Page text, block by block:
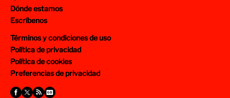
Dónde estamos
Escríbenos
Términos y condiciones de uso
Política de privacidad
Política de cookies
Preferencias de privacidad